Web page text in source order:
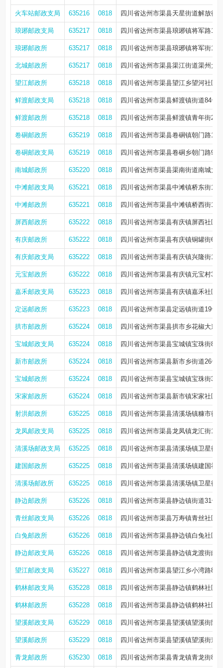
火车站邮政支局 635216 0818 四川省达州市渠县天星街道解放街
琅琊邮政支局 635217 0818 四川省达州市渠县琅琊镇将军路119
琅琊邮政所 635217 0818 四川省达州市渠县琅琊镇将军街116
北城邮政所 635217 0818 四川省达州市渠县渠江街道渠州大
望江邮政所 635218 0818 四川省达州市渠县望江乡望河社区
鲜渡邮政支局 635218 0818 四川省达州市渠县鲜渡镇街道84号
鲜渡邮政所 635218 0818 四川省达州市渠县鲜渡镇青年街210
卷硐邮政所 635219 0818 四川省达州市渠县卷硐镇朝门路
卷硐邮政支局 635219 0818 四川省达州市渠县卷硐乡朝门路97
南城邮政所 635220 0818 四川省达州市渠县渠南街道南城大
中滩邮政支局 635221 0818 四川省达州市渠县中滩镇桥东街16
中滩邮政所 635221 0818 四川省达州市渠县中滩镇桥西街135
屏西邮政所 635222 0818 四川省达州市渠县有庆镇屏西社区
有庆邮政所 635222 0818 四川省达州市渠县有庆镇铜罐街60-
有庆邮政支局 635222 0818 四川省达州市渠县有庆镇兴隆街133
元宝邮政所 635222 0818 四川省达州市渠县有庆镇元宝村30
嘉禾邮政支局 635223 0818 四川省达州市渠县有庆镇嘉禾社区
定远邮政所 635223 0818 四川省达州市渠县定远镇街道19号
拱市邮政所 635224 0818 四川省达州市渠县拱市乡花椒大道
宝城邮政支局 635224 0818 四川省达州市渠县宝城镇宝珠街8号
新市邮政所 635224 0818 四川省达州市渠县新市乡街道26号
宝城邮政所 635224 0818 四川省达州市渠县宝城镇宝珠街35
宋家邮政所 635224 0818 四川省达州市渠县新市镇宋家社区
射洪邮政所 635225 0818 四川省达州市渠县清溪场镇糠市街
龙凤邮政支局 635225 0818 四川省达州市渠县龙凤镇龙汇街10-
清溪场邮政支局 635225 0818 四川省达州市渠县清溪场镇卫星街
建国邮政所 635225 0818 四川省达州市渠县清溪场镇建国社
清溪场邮政所 635225 0818 四川省达州市渠县清溪场镇卫星街
静边邮政所 635226 0818 四川省达州市渠县静边镇街道31号
青丝邮政支局 635226 0818 四川省达州市渠县万寿镇青丝社区
白兔邮政所 635226 0818 四川省达州市渠县静边镇白兔社区
静边邮政支局 635226 0818 四川省达州市渠县静边镇龙渡街邮
望江邮政支局 635227 0818 四川省达州市渠县望江乡小湾路80
鹤林邮政支局 635228 0818 四川省达州市渠县静边镇鹤林社区
鹤林邮政所 635228 0818 四川省达州市渠县静边镇鹤林社区
望溪邮政支局 635229 0818 四川省达州市渠县望溪镇望溪街附
望溪邮政所 635229 0818 四川省达州市渠县望溪镇望溪街道
青龙邮政所 635230 0818 四川省达州市渠县青龙镇青龙街83